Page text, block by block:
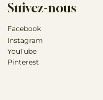
Suivez-nous
Facebook
Instagram
YouTube
Pinterest